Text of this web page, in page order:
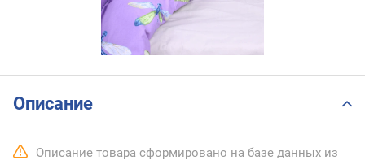
Описание
Описание товара сформировано на базе данных из